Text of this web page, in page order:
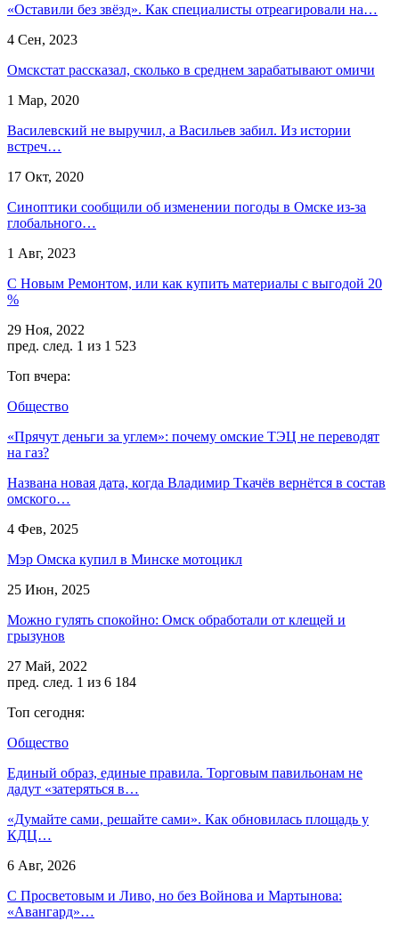
«Оставили без звёзд». Как специалисты отреагировали на…
4 Сен, 2023
Омскстат рассказал, сколько в среднем зарабатывают омичи
1 Мар, 2020
Василевский не выручил, а Васильев забил. Из истории
встреч…
17 Окт, 2020
Синоптики сообщили об изменении погоды в Омске из-за
глобального…
1 Авг, 2023
С Новым Ремонтом, или как купить материалы с выгодой 20
%
29 Ноя, 2022
пред. след. 1 из 1 523
Топ вчера:
Общество
«Прячут деньги за углем»: почему омские ТЭЦ не переводят
на газ?
Названа новая дата, когда Владимир Ткачёв вернётся в состав
омского…
4 Фев, 2025
Мэр Омска купил в Минске мотоцикл
25 Июн, 2025
Можно гулять спокойно: Омск обработали от клещей и
грызунов
27 Май, 2022
пред. след. 1 из 6 184
Топ сегодня:
Общество
Единый образ, единые правила. Торговым павильонам не
дадут «затеряться в…
«Думайте сами, решайте сами». Как обновилась площадь у
КДЦ…
6 Авг, 2026
С Просветовым и Ливо, но без Войнова и Мартынова:
«Авангард»…